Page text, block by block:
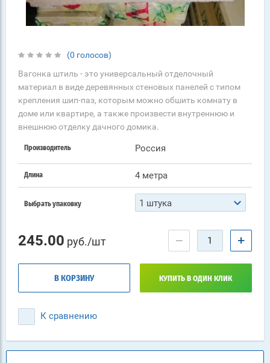
(0 голосов)
Вагонка штиль - это универсальный отделочный
материал в виде деревянных стеновых панелей с типом
крепления шип-паз, которым можно обшить комнату в
доме или квартире, а также произвести внутреннюю и
внешнюю отделку дачного домика.
Производитель Россия
Длина 4 метра
Выбрать упаковку 1 штука
245.00 руб./шт − +
В КОРЗИНУ КУПИТЬ В ОДИН КЛИК
К сравнению